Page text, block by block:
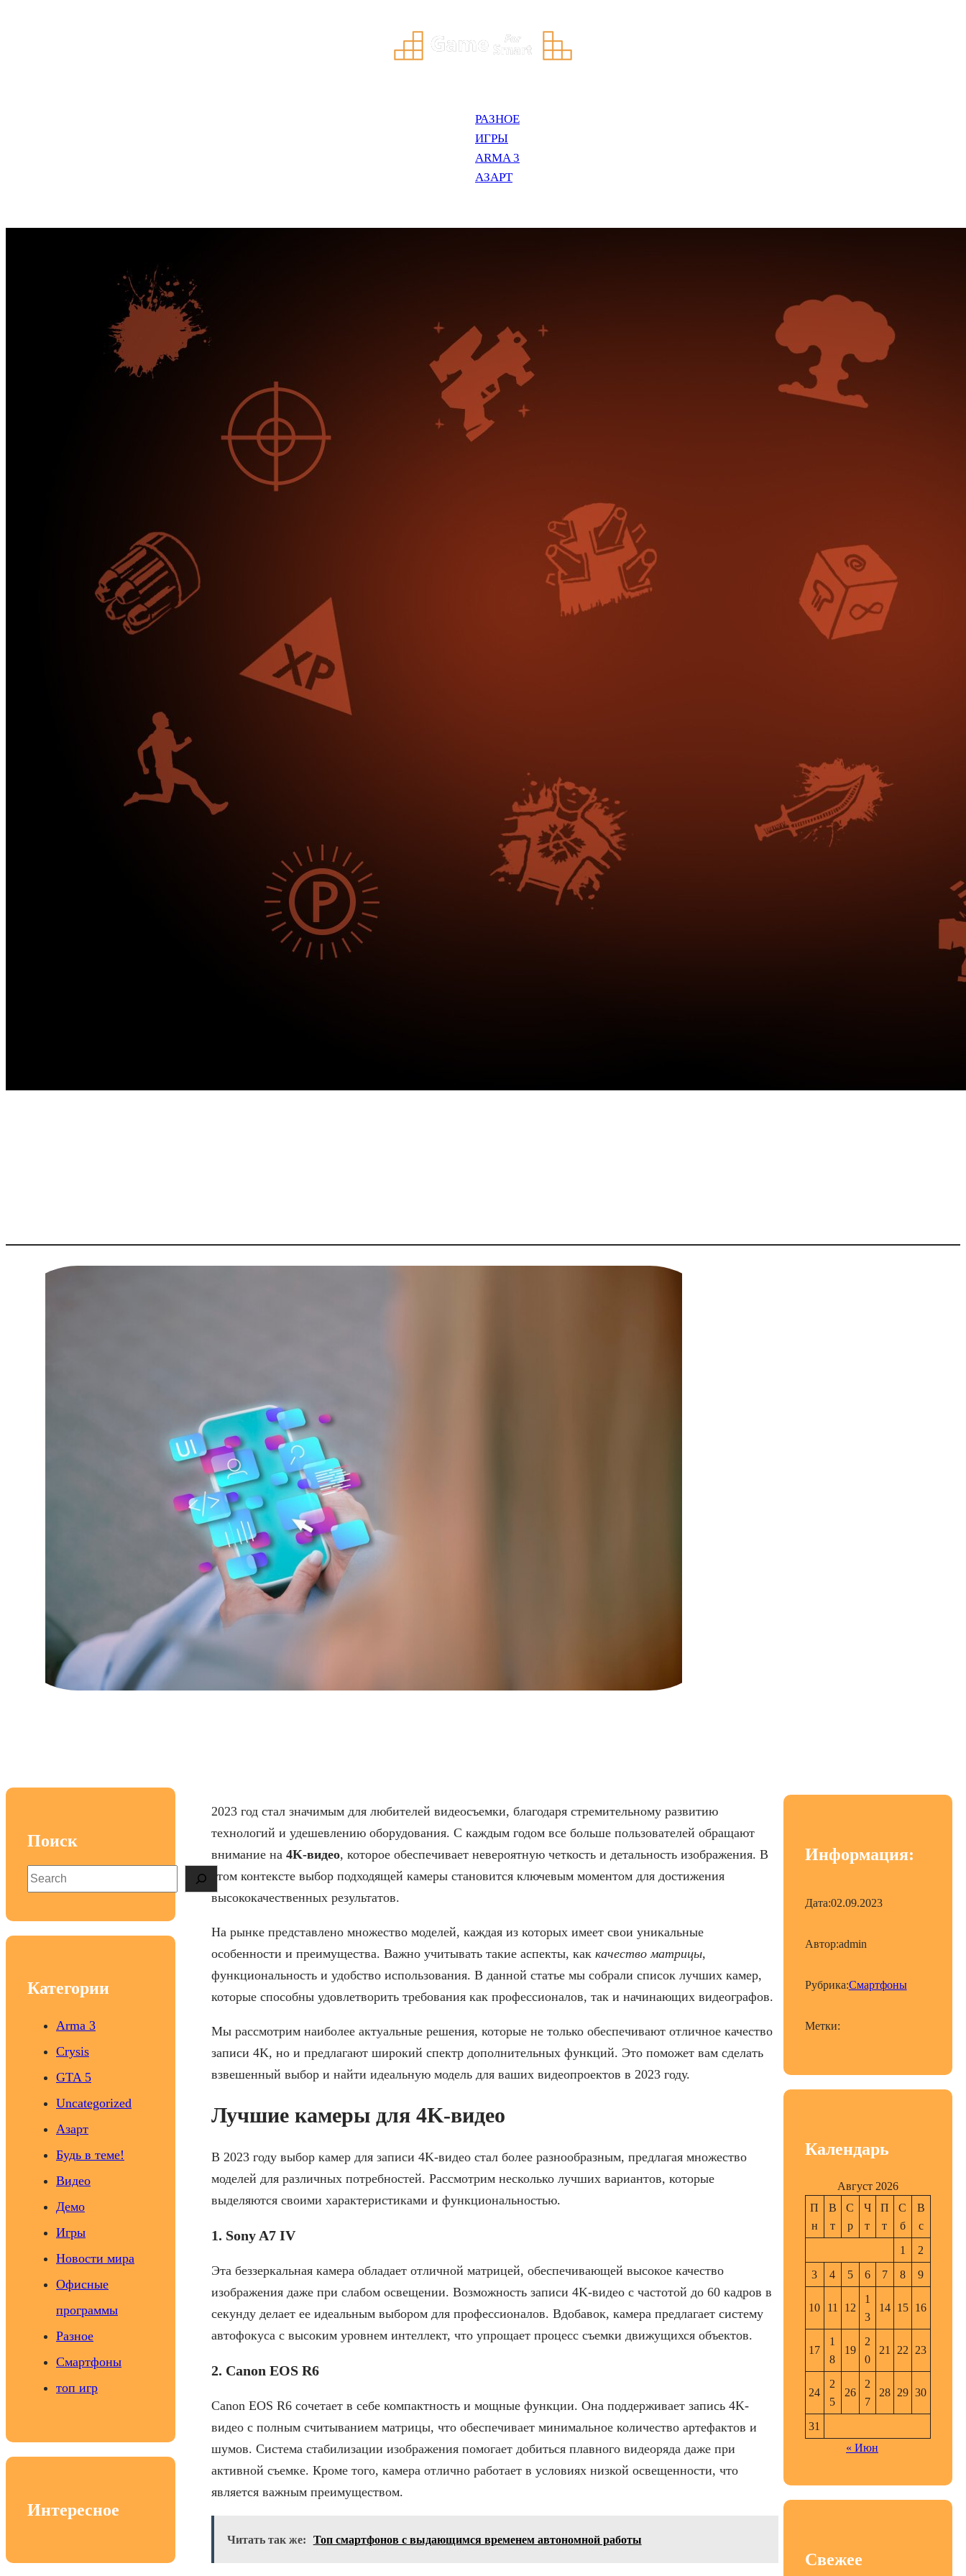
РАЗНОЕ
ИГРЫ
ARMA 3
АЗАРТ
Поиск
S
e
Категории
Arma 3
Crysis
GTA 5
Uncategorized
Азарт
Будь в теме!
Видео
Демо
Игры
Новости мира
Офисные
программы
Разное
Смартфоны
топ игр
Интересное
2023 год стал значимым для любителей видеосъемки, благодаря стремительному развитию
технологий и удешевлению оборудования. С каждым годом все больше пользователей обращают
внимание на 4K-видео, которое обеспечивает невероятную четкость и детальность изображения. В
этом контексте выбор подходящей камеры становится ключевым моментом для достижения
высококачественных результатов.
На рынке представлено множество моделей, каждая из которых имеет свои уникальные
особенности и преимущества. Важно учитывать такие аспекты, как качество матрицы,
функциональность и удобство использования. В данной статье мы собрали список лучших камер,
которые способны удовлетворить требования как профессионалов, так и начинающих видеографов.
Мы рассмотрим наиболее актуальные решения, которые не только обеспечивают отличное качество
записи 4K, но и предлагают широкий спектр дополнительных функций. Это поможет вам сделать
взвешенный выбор и найти идеальную модель для ваших видеопроектов в 2023 году.
Лучшие камеры для 4K-видео
В 2023 году выбор камер для записи 4K-видео стал более разнообразным, предлагая множество
моделей для различных потребностей. Рассмотрим несколько лучших вариантов, которые
выделяются своими характеристиками и функциональностью.
1. Sony A7 IV
Эта беззеркальная камера обладает отличной матрицей, обеспечивающей высокое качество
изображения даже при слабом освещении. Возможность записи 4K-видео с частотой до 60 кадров в
секунду делает ее идеальным выбором для профессионалов. Вдобавок, камера предлагает систему
автофокуса с высоким уровнем интеллект, что упрощает процесс съемки движущихся объектов.
2. Canon EOS R6
Canon EOS R6 сочетает в себе компактность и мощные функции. Она поддерживает запись 4K-
видео с полным считыванием матрицы, что обеспечивает минимальное количество артефактов и
шумов. Система стабилизации изображения помогает добиться плавного видеоряда даже при
активной съемке. Кроме того, камера отлично работает в условиях низкой освещенности, что
является важным преимуществом.
Читать так же: Топ смартфонов с выдающимся временем автономной работы
Информация:
Дата:02.09.2023
Автор:admin
Рубрика:Смартфоны
Метки:
Календарь
Август 2026
П
н
В
т
С
р
Ч
т
П
т
С
б
В
с
1
2
3
4 5 6 7 8 9
10 11 12
1
3
14 15 16
17
1
8
19
2
0
21 22 23
24
2
5
26
2
7
28 29 30
31
« Июн
Свежее